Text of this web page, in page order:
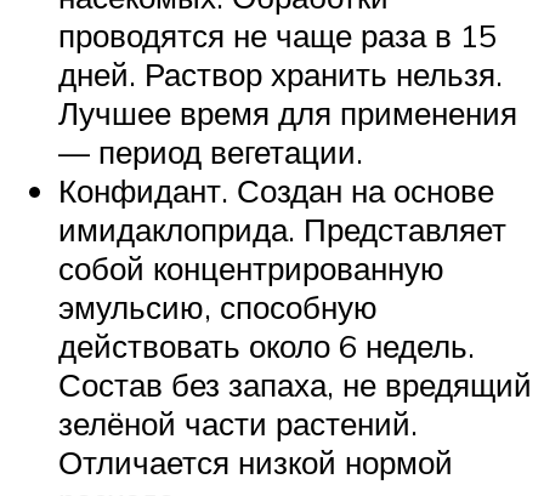
проводятся не чаще раза в 15
дней. Раствор хранить нельзя.
Лучшее время для применения
— период вегетации.
Конфидант. Создан на основе
имидаклоприда. Представляет
собой концентрированную
эмульсию, способную
действовать около 6 недель.
Состав без запаха, не вредящий
зелёной части растений.
Отличается низкой нормой